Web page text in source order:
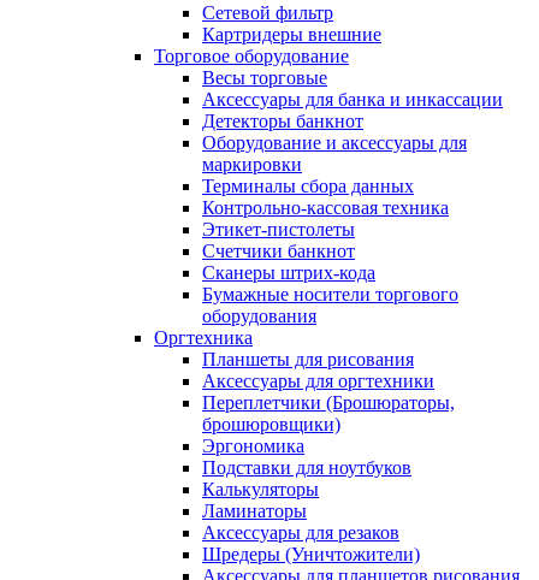
Сетевой фильтр
Картридеры внешние
Торговое оборудование
Весы торговые
Аксессуары для банка и инкассации
Детекторы банкнот
Оборудование и аксессуары для
маркировки
Терминалы сбора данных
Контрольно-кассовая техника
Этикет-пистолеты
Счетчики банкнот
Сканеры штрих-кода
Бумажные носители торгового
оборудования
Оргтехника
Планшеты для рисования
Аксессуары для оргтехники
Переплетчики (Брошюраторы,
брошюровщики)
Эргономика
Подставки для ноутбуков
Калькуляторы
Ламинаторы
Аксессуары для резаков
Шредеры (Уничтожители)
Аксессуары для планшетов рисования